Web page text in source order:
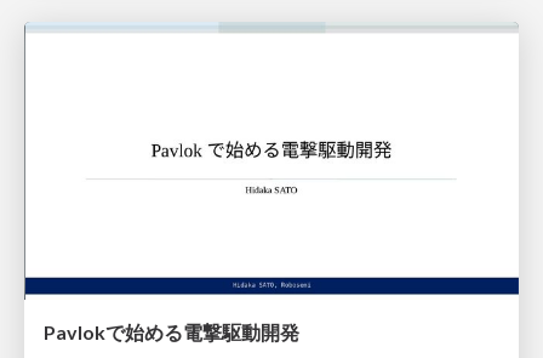
Pavlokで始める電撃駆動開発